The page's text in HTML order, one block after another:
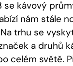
se kávový⁣
nám stále
trhu se
a druhů
‌celém světě.